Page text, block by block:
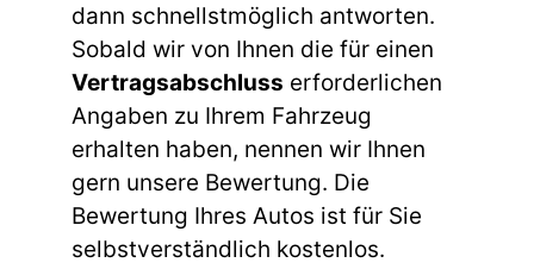
dann schnellstmöglich antworten.
Sobald wir von Ihnen die für einen
Vertragsabschluss erforderlichen
Angaben zu Ihrem Fahrzeug
erhalten haben, nennen wir Ihnen
gern unsere Bewertung. Die
Bewertung Ihres Autos ist für Sie
selbstverständlich kostenlos.